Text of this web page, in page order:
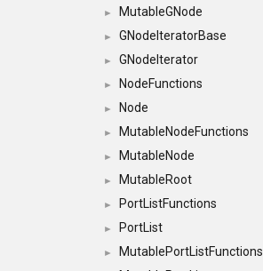
► MutableGNode
► GNodeIteratorBase
► GNodeIterator
► NodeFunctions
► Node
► MutableNodeFunctions
► MutableNode
► MutableRoot
► PortListFunctions
► PortList
►
MutablePortListFunctions